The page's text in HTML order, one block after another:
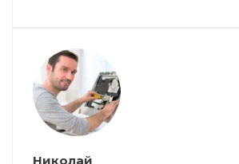
Николай